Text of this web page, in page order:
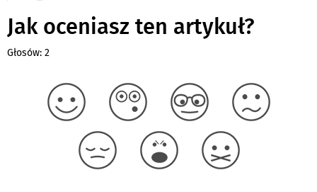
Jak oceniasz ten artykuł?
Głosów: 2